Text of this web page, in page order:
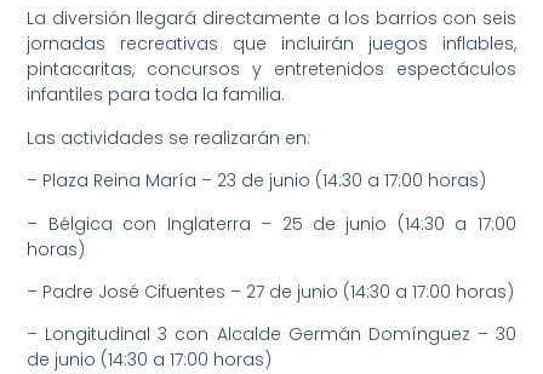
La diversión llegará directamente a los barrios con seis
jornadas recreativas que incluirán juegos inflables,
pintacaritas, concursos y entretenidos espectáculos
infantiles para toda la familia.
Las actividades se realizarán en:
– Plaza Reina María – 23 de junio (14:30 a 17:00 horas)
– Bélgica con Inglaterra – 25 de junio (14:30 a 17:00
horas)
– Padre José Cifuentes – 27 de junio (14:30 a 17:00 horas)
– Longitudinal 3 con Alcalde Germán Domínguez – 30
de junio (14:30 a 17:00 horas)